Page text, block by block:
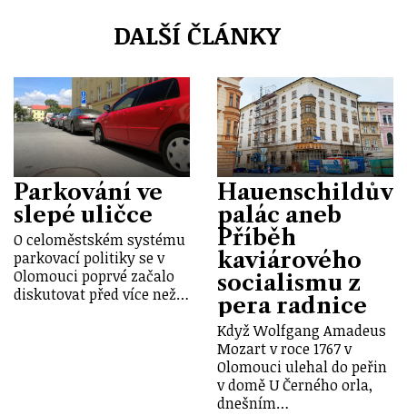
DALŠÍ ČLÁNKY
Parkování ve
slepé uličce
O celoměstském systému
parkovací politiky se v
Olomouci poprvé začalo
diskutovat před více než…
Hauenschildův
palác aneb
Příběh
kaviárového
socialismu z
pera radnice
Když Wolfgang Amadeus
Mozart v roce 1767 v
Olomouci ulehal do peřin
v domě U Černého orla,
dnešním…